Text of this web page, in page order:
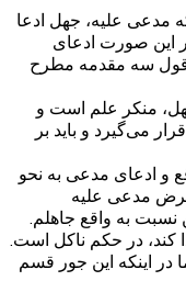
علیه، جهل ادعا
این صورت ادعای
قول سه مقدمه مطرح
منکر علم است و
می‌گیرد و باید بر
و ادعای مدعی به نحو
مدعی علیه
به واقع جاهلم.
کند، در حکم ناکل است.
اینکه این جور قسم